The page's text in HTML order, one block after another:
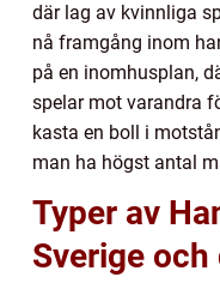
där lag av kvinnliga
nå framgång inom
på en inomhusplan,
spelar mot varandra
kasta en boll i
man ha högst antal
Typer av
Sverige